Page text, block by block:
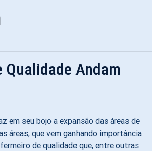
Andam
em seu bojo a expansão das áreas de
áreas, que vem ganhando importância
de qualidade que, entre outras